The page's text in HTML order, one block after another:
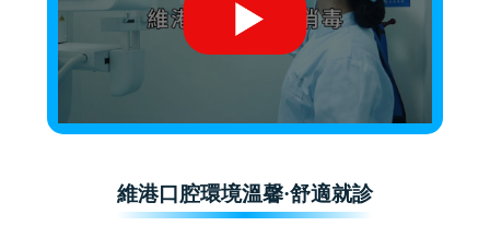
維港口腔環境溫馨·舒適就診